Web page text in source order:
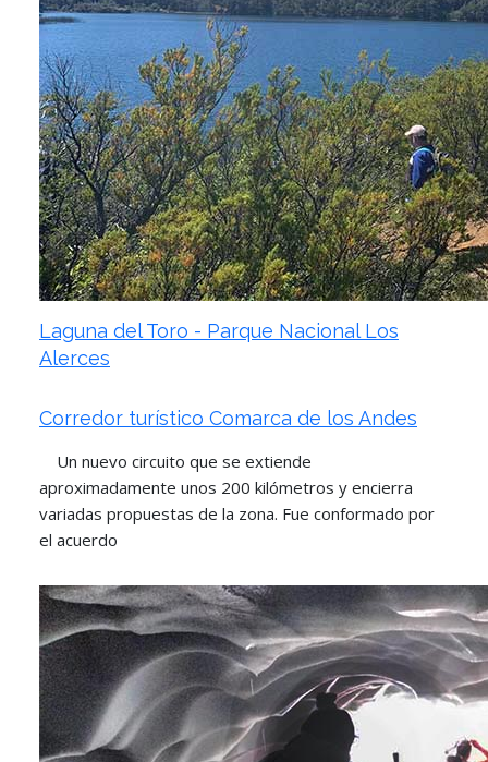
Laguna del Toro - Parque Nacional Los
Alerces
Corredor turístico Comarca de los Andes
Un nuevo circuito que se extiende
aproximadamente unos 200 kilómetros y encierra
variadas propuestas de la zona. Fue conformado por
el acuerdo